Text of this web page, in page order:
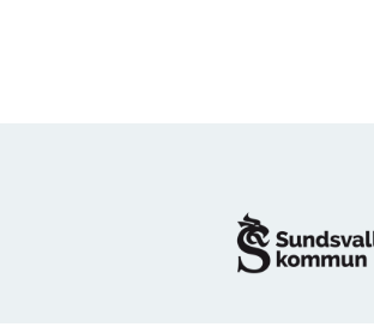
Organisationens
logotyp